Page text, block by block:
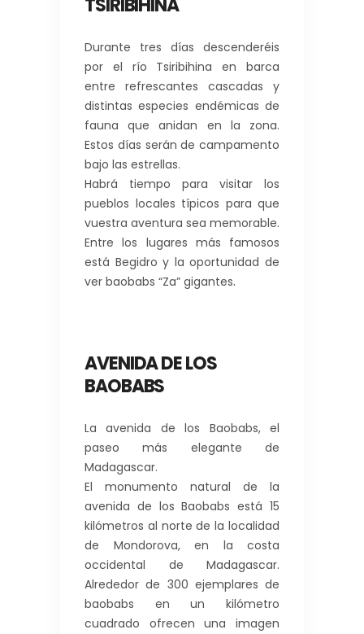
TSIRIBIHINA
Durante tres días descenderéis
por el río Tsiribihina en barca
entre refrescantes cascadas y
distintas especies endémicas de
fauna que anidan en la zona.
Estos días serán de campamento
bajo las estrellas.
Habrá tiempo para visitar los
pueblos locales típicos para que
vuestra aventura sea memorable.
Entre los lugares más famosos
está Begidro y la oportunidad de
ver baobabs “Za” gigantes.
AVENIDA DE LOS
BAOBABS
La avenida de los Baobabs, el
paseo más elegante de
Madagascar.
El monumento natural de la
avenida de los Baobabs está 15
kilómetros al norte de la localidad
de Mondorova, en la costa
occidental de Madagascar.
Alrededor de 300 ejemplares de
baobabs en un kilómetro
cuadrado ofrecen una imagen